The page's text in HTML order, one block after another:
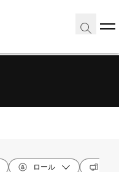
ロール